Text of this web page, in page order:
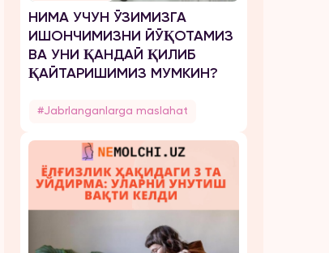
НИМА УЧУН ЎЗИМИЗГА
ИШОНЧИМИЗНИ ЙЎҚОТАМИЗ
ВА УНИ ҚАНДАЙ ҚИЛИБ
ҚАЙТАРИШИМИЗ МУМКИН?
#Jabrlanganlarga maslahat